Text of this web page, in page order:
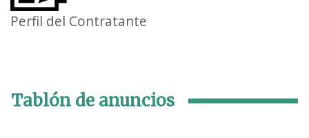
Perfil del Contratante
Tablón de anuncios